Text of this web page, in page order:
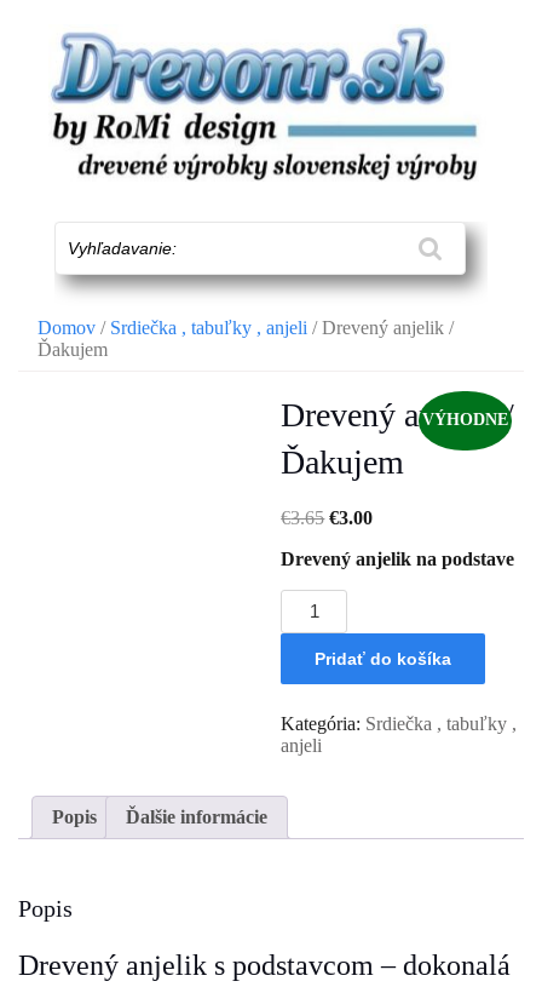
Domov / Srdiečka , tabuľky , anjeli / Drevený anjelik /
Ďakujem
VÝHODNE
Drevený anjelik /
Ďakujem
€3.65 €3.00
Drevený anjelik na podstave
množstvo
Drevený
Ďakujem
Pridať do košíka
Kategória: Srdiečka , tabuľky ,
anjeli
Popis Ďalšie informácie
Popis
Drevený anjelik s podstavcom – dokonalá